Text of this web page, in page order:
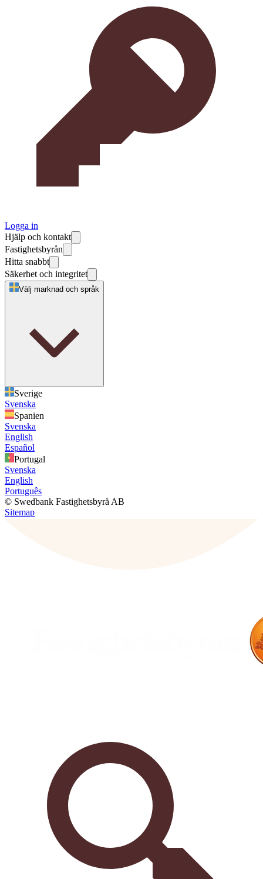
Logga in
Hjälp och kontakt
Fastighetsbyrån
Hitta snabbt
Säkerhet och integritet
Välj marknad och språk
Sverige
Svenska
Spanien
Svenska
English
Español
Portugal
Svenska
English
Português
© Swedbank Fastighetsbyrå AB
Sitemap